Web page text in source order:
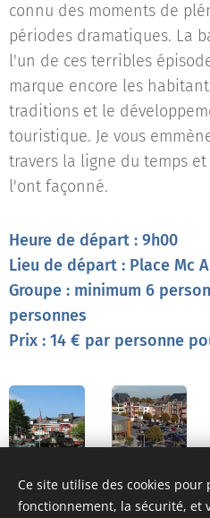
connu des moments de
périodes dramatiques. La
l'un de ces terribles
marque encore les
traditions et le
touristique. Je vous
travers la ligne du temps
l'ont façonné.
Heure de départ :
Lieu de départ : Place Mc
Groupe : minimum 6
personnes
Prix : 14 € par personne
Ce site utilise des cookies
fonctionnement, la sécurité, et